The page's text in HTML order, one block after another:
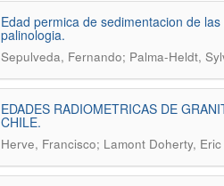
Edad permica de sedimentacion de
palinologia.
Sepulveda, Fernando; Palma-Heldt,
EDADES RADIOMETRICAS DE
CHILE.
Herve, Francisco; Lamont Doherty,